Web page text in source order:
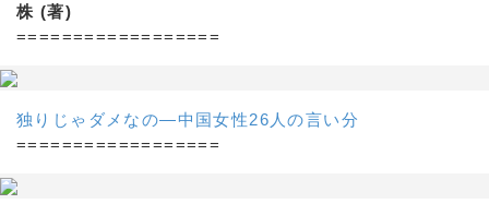
株 (著)
==================
独りじゃダメなの―中国女性26人の言い分
==================